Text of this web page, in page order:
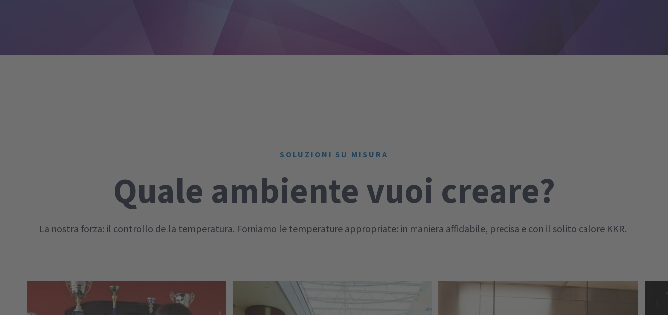
SOLUZIONI SU MISURA
Quale ambiente vuoi creare?
La nostra forza: il controllo della temperatura. Forniamo le temperature appropriate: in maniera affidabile, precisa e con il solito calore KKR.